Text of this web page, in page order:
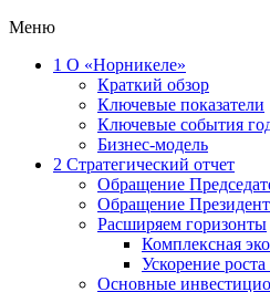
Меню
1 О «Норникеле»
Краткий обзор
Ключевые показатели
Ключевые события
Бизнес-модель
2 Стратегический отчет
Обращение
Обращение
Расширяем горизонты
Комплексная
Ускорение
Основные